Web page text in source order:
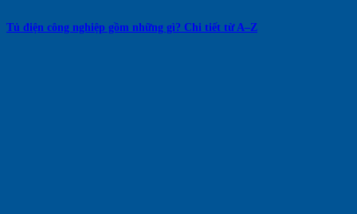
Tủ điện công nghiệp gồm những gì? Chi tiết từ A–Z